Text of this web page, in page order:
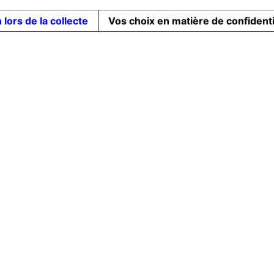
lors de la collecte Vos choix en matière de